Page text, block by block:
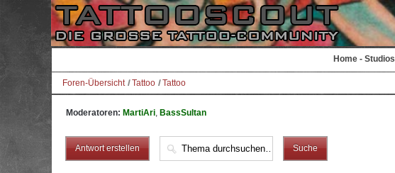
Home - Studios
Foren-Übersicht Tattoo Tattoo
Moderatoren: MartiAri, BassSultan
Antwort erstellen